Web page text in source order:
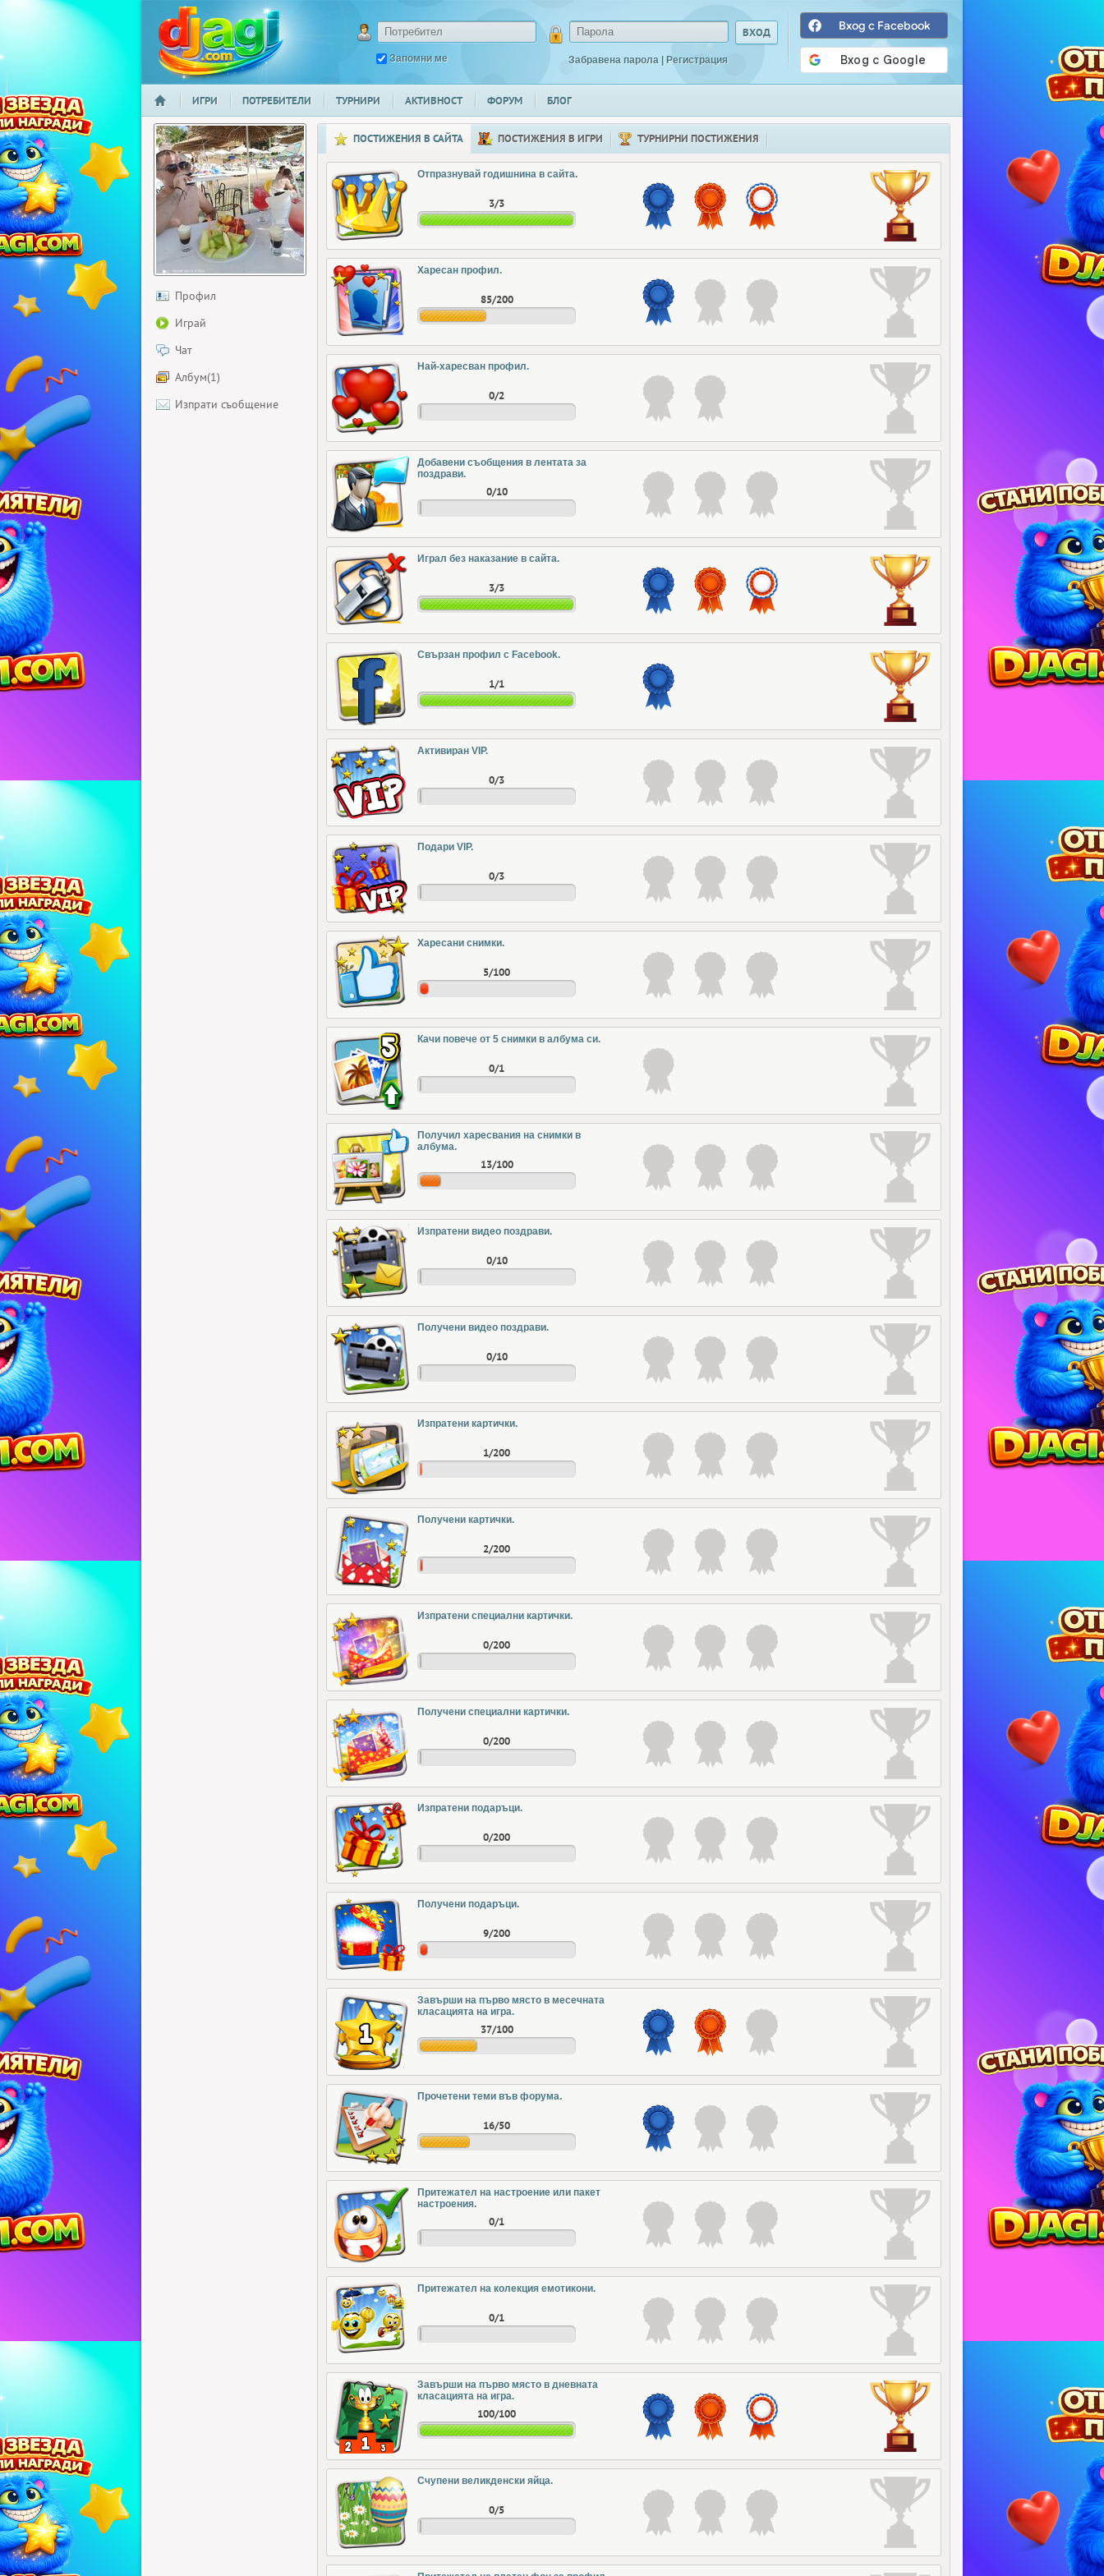
djagi.com
Запомни ме Забравена парола | Регистрация
Вход с Facebook
НАЧАЛО
ИГРИ ПОТРЕБИТЕЛИ ТУРНИРИ АКТИВНОСТ ФОРУМ БЛОГ
Профил
Играй
Чат
Албум(1)
Изпрати съобщение
ПОСТИЖЕНИЯ В САЙТА ПОСТИЖЕНИЯ В ИГРИ ТУРНИРНИ ПОСТИЖЕНИЯ
Отпразнувай годишнина в сайта.
3/3
Харесан профил.
85/200
Най-харесван профил.
0/2
Добавени съобщения в лентата за
поздрави.
0/10
Играл без наказание в сайта.
3/3
Свързан профил с Facebook.
1/1
Активиран VIP.
0/3
Подари VIP.
0/3
Харесани снимки.
5/100
Качи повече от 5 снимки в албума си.
0/1
Получил харесвания на снимки в
албума.
13/100
Изпратени видео поздрави.
0/10
Получени видео поздрави.
0/10
Изпратени картички.
1/200
Получени картички.
2/200
Изпратени специални картички.
0/200
Получени специални картички.
0/200
Изпратени подаръци.
0/200
Получени подаръци.
9/200
Завърши на първо място в месечната
класацията на игра.
37/100
Прочетени теми във форума.
16/50
Притежател на настроение или пакет
настроения.
0/1
Притежател на колекция емотикони.
0/1
Завърши на първо място в дневната
класацията на игра.
100/100
Счупени великденски яйца.
0/5